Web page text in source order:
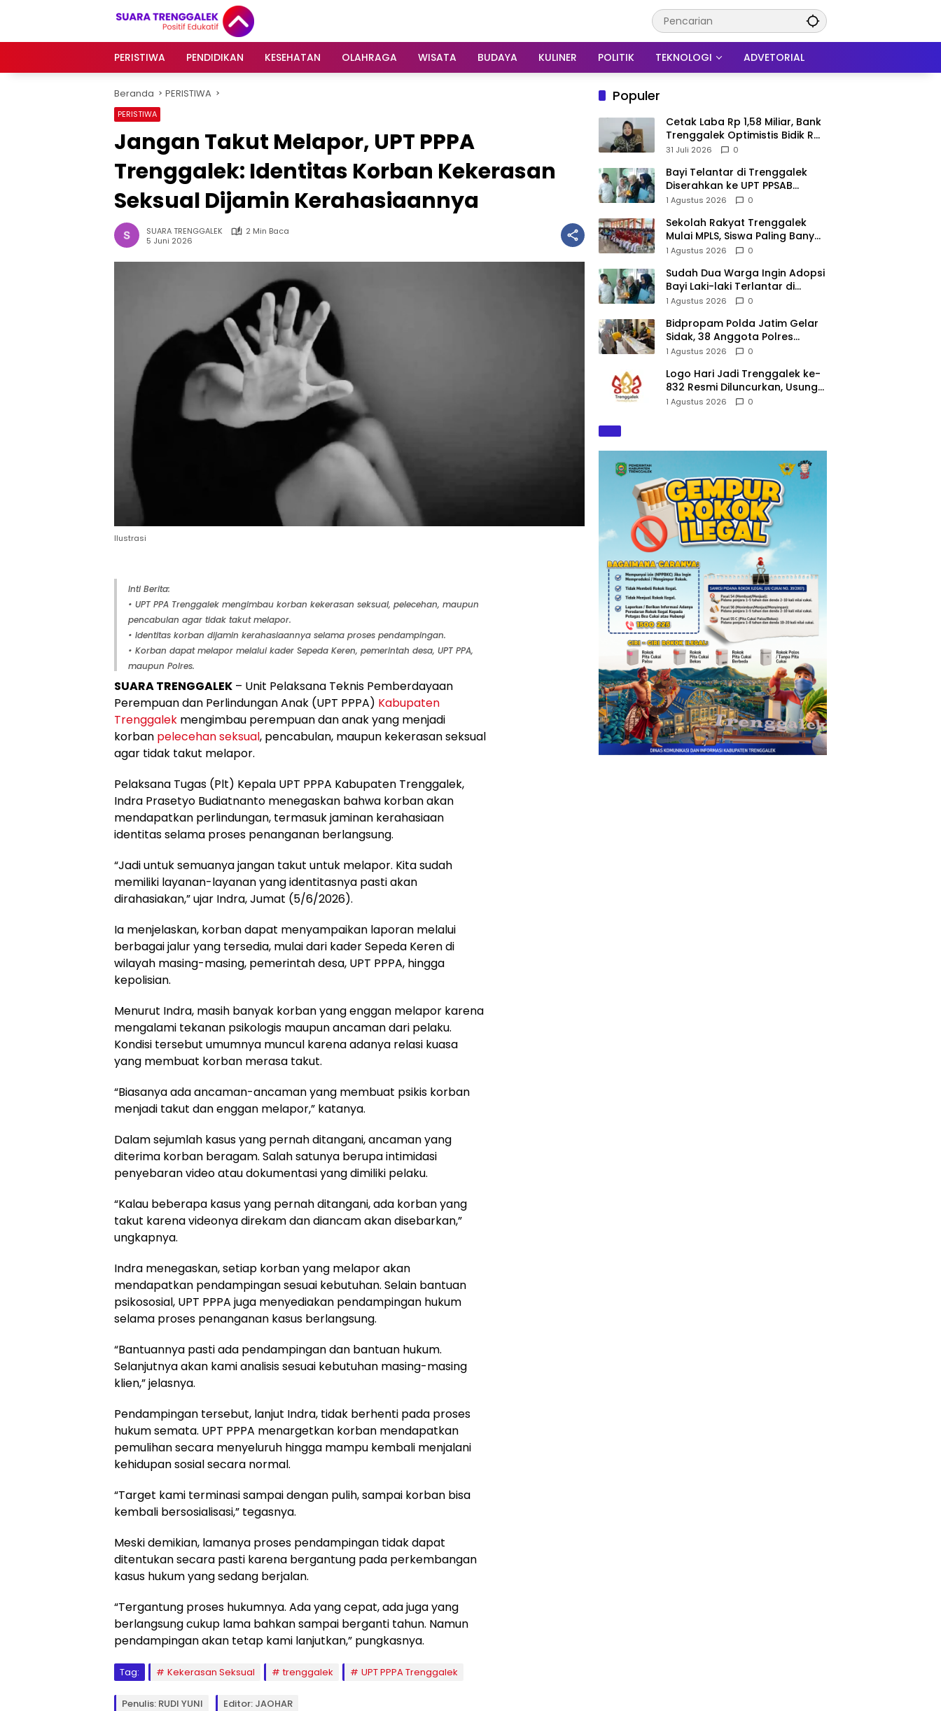
PERISTIWA
PENDIDIKAN KESEHATAN OLAHRAGA WISATA BUDAYA KULINER POLITIK TEKNOLOGI ADVETORIAL
Beranda PERISTIWA
PERISTIWA
Jangan Takut Melapor, UPT PPPA
Trenggalek: Identitas Korban Kekerasan
Seksual Dijamin Kerahasiaannya
SUARA TRENGGALEK
2 Min Baca
5 Juni 2026
Ilustrasi
Inti Berita:
• UPT PPA Trenggalek mengimbau korban kekerasan seksual, pelecehan, maupun
pencabulan agar tidak takut melapor.
• Identitas korban dijamin kerahasiaannya selama proses pendampingan.
• Korban dapat melapor melalui kader Sepeda Keren, pemerintah desa, UPT PPA,
maupun Polres.
SUARA TRENGGALEK – Unit Pelaksana Teknis Pemberdayaan
Perempuan dan Perlindungan Anak (UPT PPPA) Kabupaten
Trenggalek mengimbau perempuan dan anak yang menjadi
korban pelecehan seksual, pencabulan, maupun kekerasan seksual
agar tidak takut melapor.
Pelaksana Tugas (Plt) Kepala UPT PPPA Kabupaten Trenggalek,
Indra Prasetyo Budiatnanto menegaskan bahwa korban akan
mendapatkan perlindungan, termasuk jaminan kerahasiaan
identitas selama proses penanganan berlangsung.
“Jadi untuk semuanya jangan takut untuk melapor. Kita sudah
memiliki layanan-layanan yang identitasnya pasti akan
dirahasiakan,” ujar Indra, Jumat (5/6/2026).
Ia menjelaskan, korban dapat menyampaikan laporan melalui
berbagai jalur yang tersedia, mulai dari kader Sepeda Keren di
wilayah masing-masing, pemerintah desa, UPT PPPA, hingga
kepolisian.
Menurut Indra, masih banyak korban yang enggan melapor karena
mengalami tekanan psikologis maupun ancaman dari pelaku.
Kondisi tersebut umumnya muncul karena adanya relasi kuasa
yang membuat korban merasa takut.
“Biasanya ada ancaman-ancaman yang membuat psikis korban
menjadi takut dan enggan melapor,” katanya.
Dalam sejumlah kasus yang pernah ditangani, ancaman yang
diterima korban beragam. Salah satunya berupa intimidasi
penyebaran video atau dokumentasi yang dimiliki pelaku.
“Kalau beberapa kasus yang pernah ditangani, ada korban yang
takut karena videonya direkam dan diancam akan disebarkan,”
ungkapnya.
Indra menegaskan, setiap korban yang melapor akan
mendapatkan pendampingan sesuai kebutuhan. Selain bantuan
psikososial, UPT PPPA juga menyediakan pendampingan hukum
selama proses penanganan kasus berlangsung.
“Bantuannya pasti ada pendampingan dan bantuan hukum.
Selanjutnya akan kami analisis sesuai kebutuhan masing-masing
klien,” jelasnya.
Pendampingan tersebut, lanjut Indra, tidak berhenti pada proses
hukum semata. UPT PPPA menargetkan korban mendapatkan
pemulihan secara menyeluruh hingga mampu kembali menjalani
kehidupan sosial secara normal.
“Target kami terminasi sampai dengan pulih, sampai korban bisa
kembali bersosialisasi,” tegasnya.
Meski demikian, lamanya proses pendampingan tidak dapat
ditentukan secara pasti karena bergantung pada perkembangan
kasus hukum yang sedang berjalan.
“Tergantung proses hukumnya. Ada yang cepat, ada juga yang
berlangsung cukup lama bahkan sampai berganti tahun. Namun
pendampingan akan tetap kami lanjutkan,” pungkasnya.
Tag: Kekerasan Seksual trenggalek UPT PPPA Trenggalek
Penulis: RUDI YUNI Editor: JAOHAR
Populer
Cetak Laba Rp 1,58 Miliar, Bank
Trenggalek Optimistis Bidik Rp
3 Miliar hingga Akhir Tahun
31 Juli 2026 0
Bayi Telantar di Trenggalek
Diserahkan ke UPT PPSAB
Sidoarjo, Belum Bisa Langsung
1 Agustus 2026 0
Sekolah Rakyat Trenggalek
Mulai MPLS, Siswa Paling Banyak
dari Panggul dan Gandusari
1 Agustus 2026 0
Sudah Dua Warga Ingin Adopsi
Bayi Laki-laki Terlantar di
Trenggalek, Proses Tunggu
1 Agustus 2026 0
Bidpropam Polda Jatim Gelar
Sidak, 38 Anggota Polres
Trenggalek di Tes Urine
1 Agustus 2026 0
Logo Hari Jadi Trenggalek ke-
832 Resmi Diluncurkan, Usung
Tema “Hambeging Bumi”
1 Agustus 2026 0